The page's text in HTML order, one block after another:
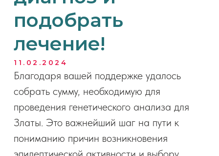
Генетический анализ позволит выявить
конкретные мутации и генетические
изменения, которые могли привести к
развитию у Златы эпилептических
приступов. Это ценная информация,
которая поможет врачам подобрать
персонализированное лечение,
разработанное специально для ее случая.
Вы не просто поддержали сбор
материально, но и подарили семье Златы
бесценный дар надежды на лучшее
будущее.
Спасибо каждому, кто помог! Ваша
поддержка бесценна!